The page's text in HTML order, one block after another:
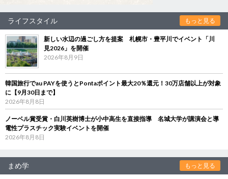
ライフスタイル もっと見る
新しい水辺の過ごし方を提案 札幌市・豊平川でイベント「川
見2026」を開催
2026年8月9日
韓国旅行でau PAYを使うとPontaポイント最大20％還元！30万店舗以上が対象
に【9月30日まで】
2026年8月8日
ノーベル賞受賞・白川英樹博士が小中高生を直接指導 名城大学が講演会と導
電性プラスチック実験イベントを開催
2026年8月8日
まめ学 もっと見る